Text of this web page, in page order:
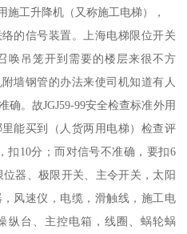
施工升降机（又称施工电梯），
的信号装置。上海电梯限位开关
唤吊笼开到需要的楼层来很不方
墙钢管的办法来使司机知道有人
。故JGJ59-99安全检查标准外用
能买到（人货两用电梯）检查评
扣10分；而对信号不准确，要扣6
器、极限开关、主令开关，太阳
风速仪，电缆，滑触线，施工电
纵台、主控电箱，线圈、蜗轮蜗